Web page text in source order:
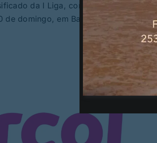
da I Liga, com 18 pontos,
de domingo, em Barcelos.
PUBLICIDADE